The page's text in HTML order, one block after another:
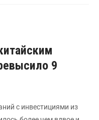
9
с инвестициями из